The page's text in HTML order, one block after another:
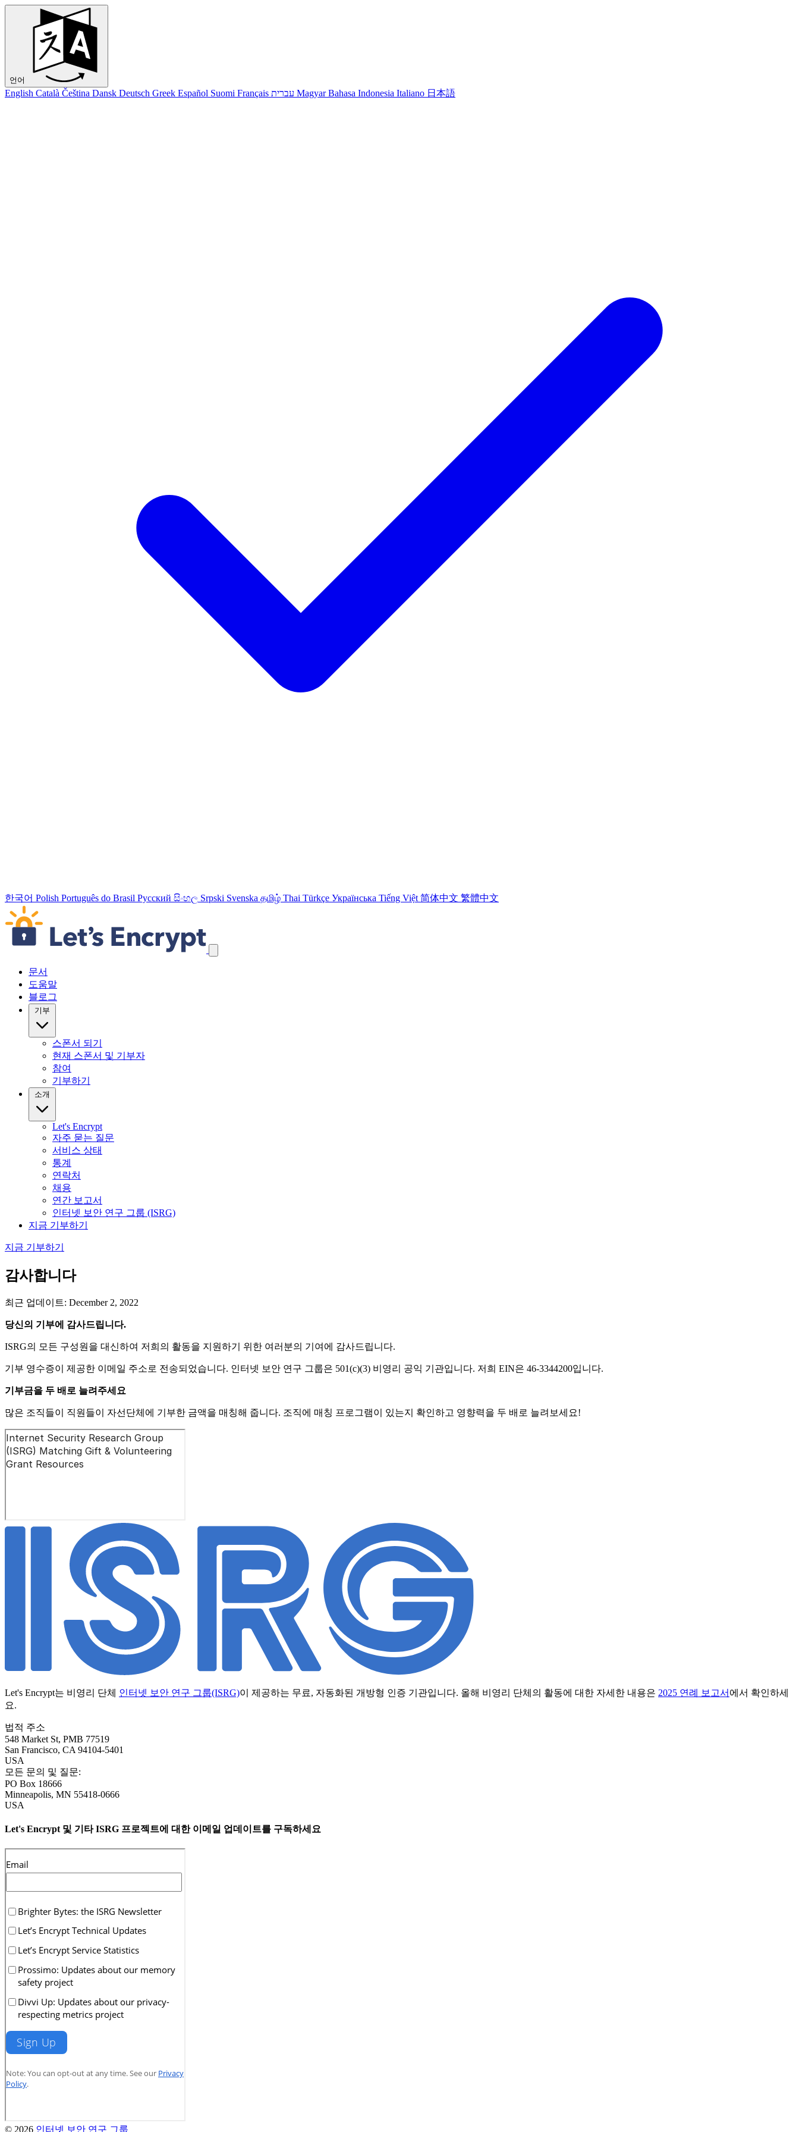
언어
English Català Čeština Dansk Deutsch Greek Español Suomi Français עברית Magyar Bahasa Indonesia Italiano 日本語
한국어 Polish Português do Brasil Русский සිංහල Srpski Svenska தமிழ் Thai Türkçe Українська Tiếng Việt 简体中文 繁體中文
탐색 링크 건너뛰기
문서
도움말
블로그
기부
스폰서 되기
현재 스폰서 및 기부자
참여
기부하기
소개
Let's Encrypt
자주 묻는 질문
서비스 상태
통계
연락처
채용
연간 보고서
인터넷 보안 연구 그룹 (ISRG)
지금 기부하기
지금 기부하기
감사합니다
최근 업데이트: December 2, 2022
당신의 기부에 감사드립니다.
ISRG의 모든 구성원을 대신하여 저희의 활동을 지원하기 위한 여러분의 기여에 감사드립니다.
기부 영수증이 제공한 이메일 주소로 전송되었습니다. 인터넷 보안 연구 그룹은 501(c)(3) 비영리 공익 기관입니다. 저희 EIN은 46-3344200입니다.
기부금을 두 배로 늘려주세요
많은 조직들이 직원들이 자선단체에 기부한 금액을 매칭해 줍니다. 조직에 매칭 프로그램이 있는지 확인하고 영향력을 두 배로 늘려보세요!
Let's Encrypt는 비영리 단체 인터넷 보안 연구 그룹(ISRG)이 제공하는 무료, 자동화된 개방형 인증 기관입니다. 올해 비영리 단체의 활동에 대한 자세한 내용은 2025 연례 보고서 에서 확인하세
요.
법적 주소
548 Market St, PMB 77519
San Francisco, CA 94104-5401
USA
모든 문의 및 질문:
PO Box 18666
Minneapolis, MN 55418-0666
USA
Let's Encrypt 및 기타 ISRG 프로젝트에 대한 이메일 업데이트를 구독하세요
© 2026 인터넷 보안 연구 그룹